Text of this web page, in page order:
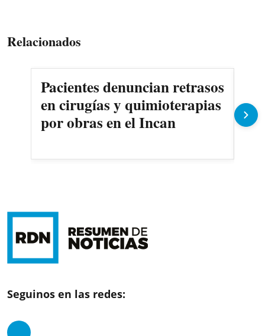
Relacionados
Pacientes denuncian retrasos
en cirugías y quimioterapias
por obras en el Incan
Seguinos en las redes: